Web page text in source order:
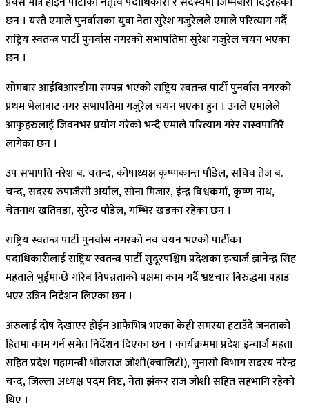
छन । यस्तै एमाले पुनर्वासका युवा नेता सुरेश गजुरेलले एमाले परित्याग गर्दै
राष्ट्रिय स्वतन्त्र पार्टी पुनर्वास नगरको सभापतिमा सुरेश गजुरेल चयन भएका
छन ।
सोमबार आईबिआरडीमा सम्पन्न भएको राष्ट्रिय स्वतन्त्र पार्टी पुनर्वास नगरको
प्रथम भेलाबाट नगर सभापतिमा गजुरेल चयन भएका हुन । उनले एमालेले
आफुहरुलाई जिवनभर प्रयोग गरेको भन्दै एमाले परित्याग गरेर रास्वपातिरै
लागेका छन ।
उप सभापति नरेश ब. चतन्द, कोषाध्यक्ष कृष्णकान्त पौडेल, सचिव तेज ब.
चन्द, सदस्य रुपाजैसी अर्याल, सोना मिजार, ईन्द्र विश्वकर्मा, कृष्ण नाथ,
चेतनाथ खतिवडा, सुरेन्द्र पौडेल, गम्भिर खडका रहेका छन ।
राष्ट्रिय स्वतन्त्र पार्टी पुनर्वास नगरको नव चयन भएको पार्टीका
पदाधिकारीलाई राष्ट्रिय स्वतन्त्र पार्टी सुदूरपश्चिम प्रदेशका इन्चार्ज ज्ञानेन्द्र सिह
महताले भुईमान्छे गरिब विपन्नताको पक्षमा काम गर्दै भ्रष्टचार बिरुद्धमा पहाड
भएर उत्रिन निर्देशन लिएका छन ।
अरुलाई दोष देखाएर होईन आफैभित्र भएका केही समस्या हटाउँदै जनताको
हितमा काम गर्न समेत निर्देशन दिएका छन । कार्यक्रममा प्रदेश इन्चार्ज महता
सहित प्रदेश महामन्त्री भोजराज जोशी(क्वालिटी), गुनासो विभाग सदस्य नरेन्द्र
चन्द, जिल्ला अध्यक्ष पदम विष्ट, नेता झंकर राज जोशी सहित सहभागि रहेको
थिए ।